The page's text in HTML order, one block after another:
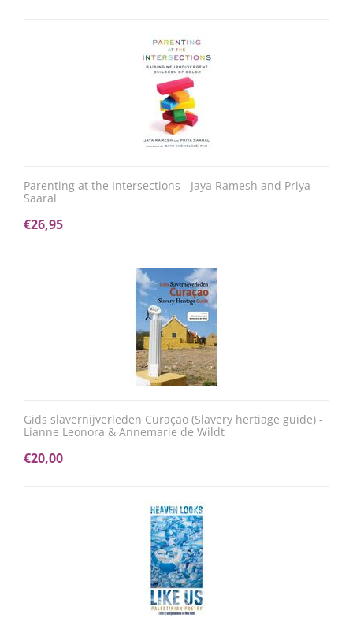
Parenting at the Intersections - Jaya Ramesh and Priya
Saaral
€26,95
Gids slavernijverleden Curaçao (Slavery hertiage guide) -
Lianne Leonora & Annemarie de Wildt
€20,00